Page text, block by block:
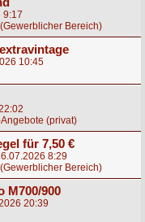
9:17
Bereich)
10:45
(privat)
für 7,50 €
8:29
Bereich)
M700/900
20:39